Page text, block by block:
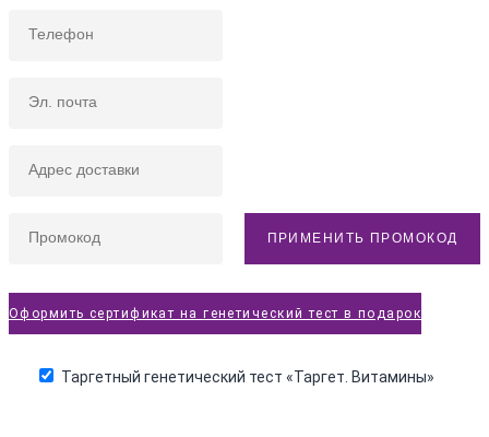
ПРИМЕНИТЬ ПРОМОКОД
Оформить сертификат на генетический тест в подарок
Таргетный генетический тест «Таргет. Витамины»